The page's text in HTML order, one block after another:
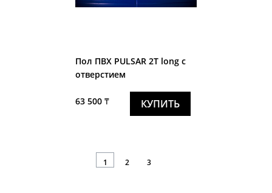
Пол ПВХ PULSAR 2T long с
отверстием
63 500 ₸ КУПИТЬ
1 2 3